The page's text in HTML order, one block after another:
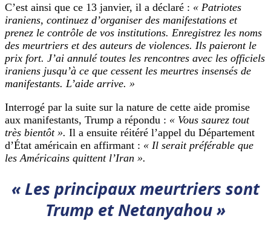
C’est ainsi que ce 13 janvier, il a déclaré : « Patriotes
iraniens, continuez d’organiser des manifestations et
prenez le contrôle de vos institutions. Enregistrez les noms
des meurtriers et des auteurs de violences. Ils paieront le
prix fort. J’ai annulé toutes les rencontres avec les officiels
iraniens jusqu’à ce que cessent les meurtres insensés de
manifestants. L’aide arrive. »
Interrogé par la suite sur la nature de cette aide promise
aux manifestants, Trump a répondu : « Vous saurez tout
très bientôt ». Il a ensuite réitéré l’appel du Département
d’État américain en affirmant : « Il serait préférable que
les Américains quittent l’Iran ».
« Les principaux meurtriers sont
Trump et Netanyahou »